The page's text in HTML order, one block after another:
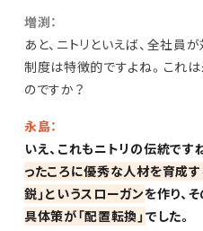
増渕：
あと、ニトリといえば、全社員
制度は特徴的ですよね。これ
のですか？
永島：
いえ、これもニトリの伝統ですね
ったころに優秀な人材を育成
鋭」というスローガンを作り、
具体策が「配置転換」 でした。